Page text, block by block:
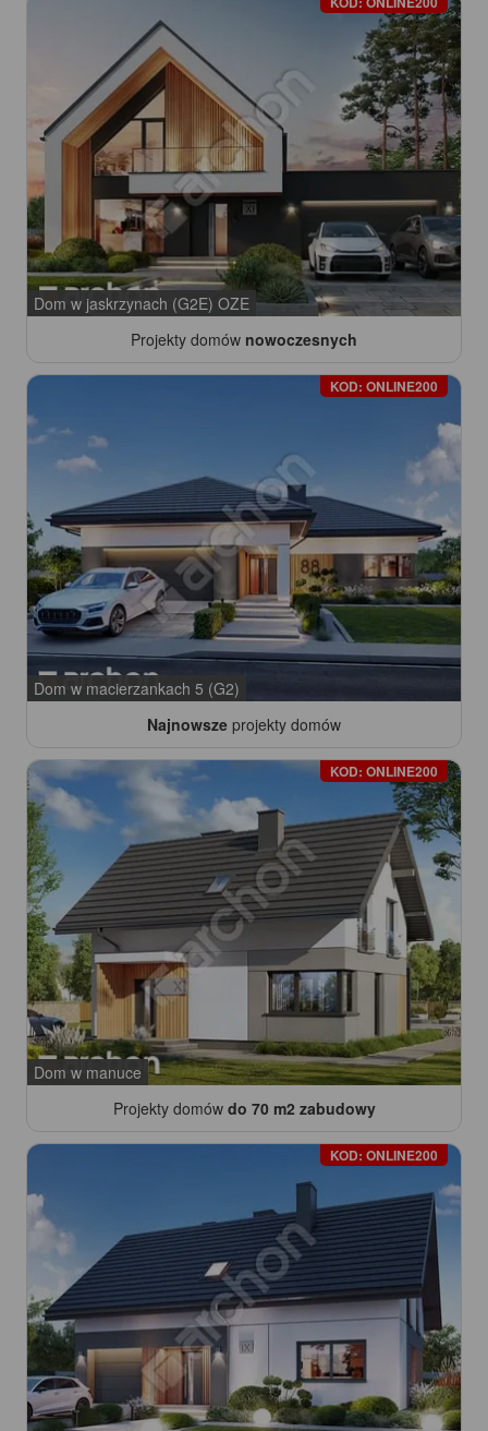
Dom w jaskrzynach (G2E) OZE
Projekty domów nowoczesnych
KOD: ONLINE200
Dom w macierzankach 5 (G2)
Najnowsze projekty domów
KOD: ONLINE200
Dom w manuce
Projekty domów do 70 m2 zabudowy
KOD: ONLINE200